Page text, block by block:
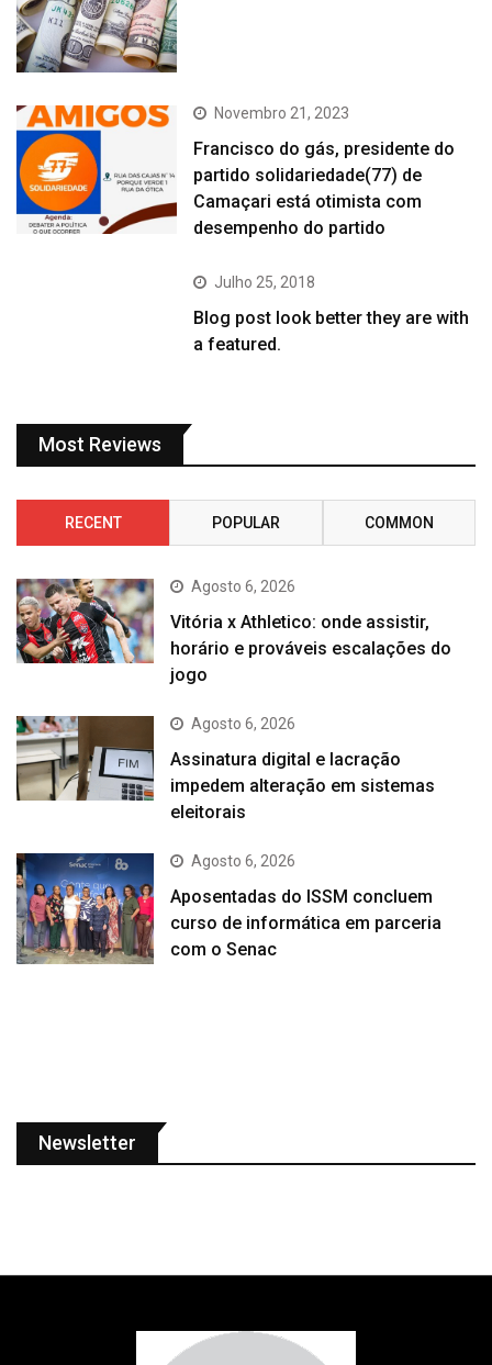
Novembro 21, 2023
Francisco do gás, presidente do
partido solidariedade(77) de
Camaçari está otimista com
desempenho do partido
Julho 25, 2018
Blog post look better they are with
a featured.
Most Reviews
RECENT POPULAR COMMON
Agosto 6, 2026
Vitória x Athletico: onde assistir,
horário e prováveis escalações do
jogo
Agosto 6, 2026
Assinatura digital e lacração
impedem alteração em sistemas
eleitorais
Agosto 6, 2026
Aposentadas do ISSM concluem
curso de informática em parceria
com o Senac
Newsletter